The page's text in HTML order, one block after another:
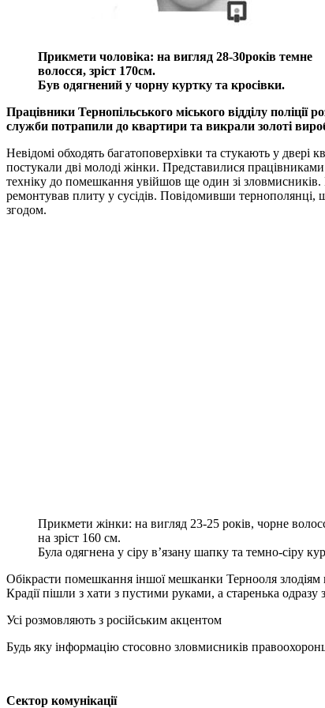
Прикмети чоловіка: на вигляд 28-30років темне
волосся, зріст 170см.
Був одягнений у чорну куртку та кросівки.
Працівники Тернопільського міського відділу
служби потрапили до квартири та викрали золоті
Невідомі обходять багатоповерхівки та стукають у
постукали дві молоді жінки. Представилися
техніку до помешкання увійшов ще один зі
ремонтував плиту у сусідів. Повідомивши тернополянці,
згодом.
Прикмети жінки: на вигляд 23-25 років, чорне
на зріст 160 см.
Була одягнена у сіру в’язану шапку та темно-сіру
Обікрасти помешкання іншої мешканки Тернооля злодіям
Крадії пішли з хати з пустими руками, а старенька
Усі розмовляють з російським акцентом
Будь яку інформацію стосовно зловмисників
Сектор комунікації